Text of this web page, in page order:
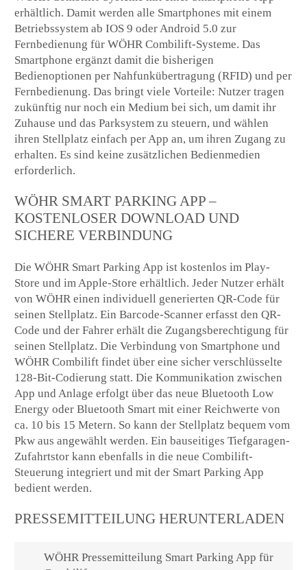
erhältlich. Damit werden alle Smartphones mit einem
Betriebssystem ab IOS 9 oder Android 5.0 zur
Fernbedienung für WÖHR Combilift-Systeme. Das
Smartphone ergänzt damit die bisherigen
Bedienoptionen per Nahfunkübertragung (RFID) und per
Fernbedienung. Das bringt viele Vorteile: Nutzer tragen
zukünftig nur noch ein Medium bei sich, um damit ihr
Zuhause und das Parksystem zu steuern, und wählen
ihren Stellplatz einfach per App an, um ihren Zugang zu
erhalten. Es sind keine zusätzlichen Bedienmedien
erforderlich.
WÖHR SMART PARKING APP –
KOSTENLOSER DOWNLOAD UND
SICHERE VERBINDUNG
Die WÖHR Smart Parking App ist kostenlos im Play-
Store und im Apple-Store erhältlich. Jeder Nutzer erhält
von WÖHR einen individuell generierten QR-Code für
seinen Stellplatz. Ein Barcode-Scanner erfasst den QR-
Code und der Fahrer erhält die Zugangsberechtigung für
seinen Stellplatz. Die Verbindung von Smartphone und
WÖHR Combilift findet über eine sicher verschlüsselte
128-Bit-Codierung statt. Die Kommunikation zwischen
App und Anlage erfolgt über das neue Bluetooth Low
Energy oder Bluetooth Smart mit einer Reichwerte von
ca. 10 bis 15 Metern. So kann der Stellplatz bequem vom
Pkw aus angewählt werden. Ein bauseitiges Tiefgaragen-
Zufahrtstor kann ebenfalls in die neue Combilift-
Steuerung integriert und mit der Smart Parking App
bedient werden.
PRESSEMITTEILUNG HERUNTERLADEN
WÖHR Pressemitteilung Smart Parking App für